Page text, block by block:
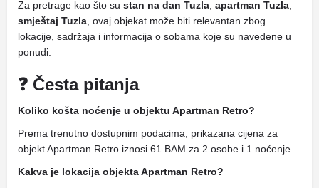
Za pretrage kao što su stan na dan Tuzla apartman Tuzla
smještaj Tuzla , ovaj objekat može biti relevantan zbog
lokacije, sadržaja i informacija o sobama koje su navedene u
ponudi.
❓ Česta pitanja
Koliko košta noćenje u objektu Apartman Retro?
Prema trenutno dostupnim podacima, prikazana cijena za
objekt Apartman Retro iznosi 61 BAM za 2 osobe i 1 noćenje.
Kakva je lokacija objekta Apartman Retro?